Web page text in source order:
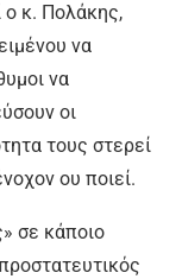
ο κ. Πολάκης,
να
να
οι
τους στερεί
ου ποιεί.
σε κάποιο